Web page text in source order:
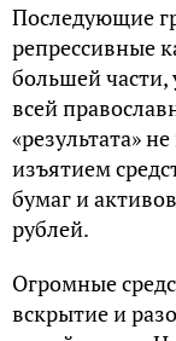
Последующие
репрессивные
большей
всей
«результата»
изъятием
бумаг и
рублей.
Огромные
вскрытие и